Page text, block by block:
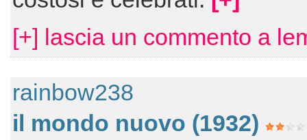
[+] lascia un commento a
rainbow238
il mondo nuovo (1932)